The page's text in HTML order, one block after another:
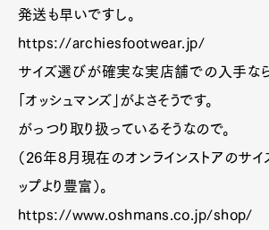
発送も早いですし。
https://archiesfootwear.jp/
サイズ選びが確実な実店舗での入手なら
「オッシュマンズ」がよさそうです。
がっつり取り扱っているそうなので。
（26年8月現在のオンラインストアのサイ
ップより豊富）。
https://www.oshmans.co.jp/shop/